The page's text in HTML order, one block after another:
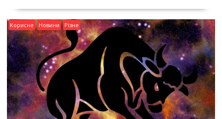
Корисне Новини Різне